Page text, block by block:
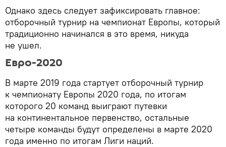
Однако здесь следует зафиксировать главное:
отборочный турнир на чемпионат Европы, который
традиционно начинался в это время, никуда
не ушел.
Евро-2020
В марте 2019 года стартует отборочный турнир
к чемпионату Европы 2020 года, по итогам
которого 20 команд выиграют путевки
на континентальное первенство, остальные
четыре команды будут определены в марте 2020
года именно по итогам Лиги наций.